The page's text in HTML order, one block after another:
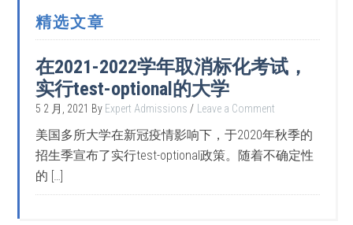
精选文章
在2021-2022学年取消标化考试，
实行test-optional的大学
5 2 月, 2021 By Expert Admissions Leave a Comment
美国多所大学在新冠疫情影响下，于2020年秋季的
招生季宣布了实行test-optional政策。随着不确定性
的 […]